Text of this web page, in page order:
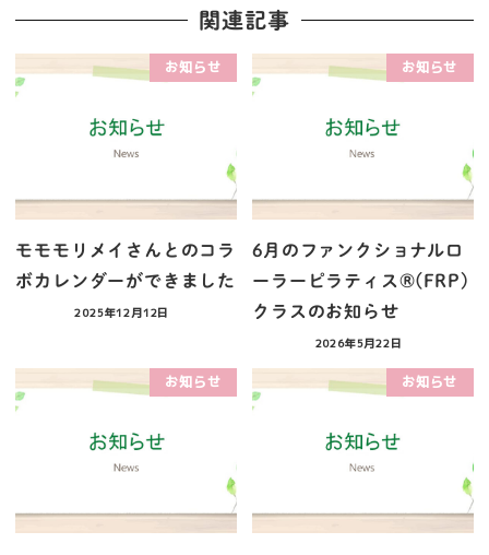
関連記事
お知らせ
モモモリメイさんとのコラ
ボカレンダーができました
2025年12月12日
お知らせ
6月のファンクショナルロ
ーラーピラティス®︎(FRP)
クラスのお知らせ
2026年5月22日
お知らせ お知らせ